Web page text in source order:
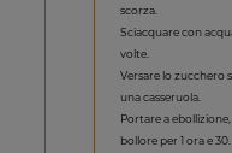
scorza.
Sciacquare con
volte.
Versare lo zucchero
una casseruola.
Portare a
bollore per 1 ora e 30.